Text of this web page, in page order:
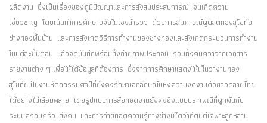
ผลิตงาน ซึ่งเป็นเรื่องของภูมิปัญญาและการสั่งสมประสบการณ์ จนเกิดความ
เชี่ยวชาญ โดยเน้นทำการศึกษาวิจัยในเชิงสำรวจ ด้วยการสัมภาษณ์ผู้ผลิตทองสุโขทัย
ช่างทองพื้นบ้าน และการสังเกตวิธีการทำงานของช่างทองและสังเกตกระบวนการทำงาน
ในแต่ละขั้นตอน แล้วจดบันทึกพร้อมทั้งถ่ายภาพประกอบ รวมทั้งค้นคว้าจากเอกสาร
รายงานต่าง ๆ เพื่อให้ได้ข้อมูลที่ต้องการ ซึ่งจากการศึกษาแสดงให้เห็นว่างานทอง
สุโขทัยเป็นงานหัตถกรรมศิลป์ที่ยังคงรักษาเอกลักษณ์แห่งความงดงามด้วยลวดลายไทย
ได้อย่างไม่เสื่อมคลาย โดยรูปแบบการสืยทอดงานยังคงอิงแบบประเพณีที่ผูกพันกับ
ระบบครอบครัว สังคม และการถ่ายทอดความรู้ทางช่างมิได้จำกัดแต่เฉพาะลูกหลาน